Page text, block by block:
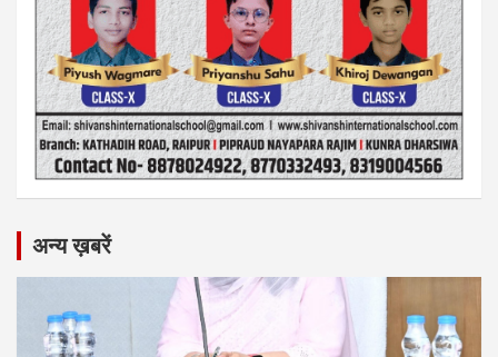
अन्य ख़बरें